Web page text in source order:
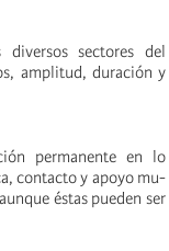
sectores del
amplitud, duración y
permanente en lo
contacto y apoyo mu-
éstas pueden ser